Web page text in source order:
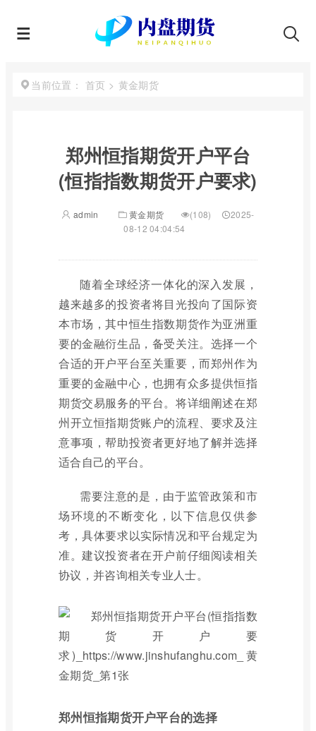
当前位置： 首页 > 黄金期货
郑州恒指期货开户平台
(恒指指数期货开户要求)
admin 黄金期货 (108)
2025-
08-12 04:04:54
随着全球经济一体化的深入发展，
越来越多的投资者将目光投向了国际资
本市场，其中恒生指数期货作为亚洲重
要的金融衍生品，备受关注。选择一个
合适的开户平台至关重要，而郑州作为
重要的金融中心，也拥有众多提供恒指
期货交易服务的平台。将详细阐述在郑
州开立恒指期货账户的流程、要求及注
意事项，帮助投资者更好地了解并选择
适合自己的平台。
需要注意的是，由于监管政策和市
场环境的不断变化，以下信息仅供参
考，具体要求以实际情况和平台规定为
准。建议投资者在开户前仔细阅读相关
协议，并咨询相关专业人士。
郑州恒指期货开户平台的选择